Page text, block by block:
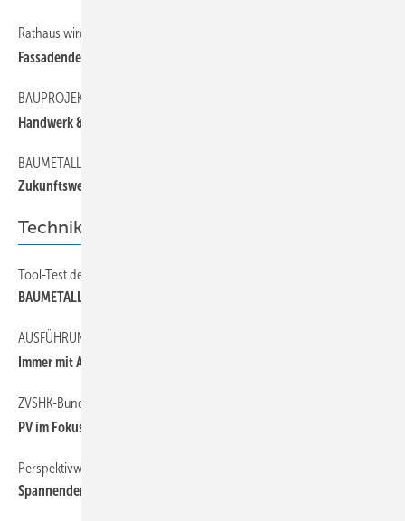
Rathaus wird zum Ort der Stadtgesellschaft
Fassadendesign für eine Decke
BAUPROJEKT REVOLUTIONIERT IMMENSTAAD
Handwerk & Hightec h
BAUMETALL-Fachtagung im XXL-Format
Zuk unftswerkstat t Metallfassade
Technik
Tool-Test der Extraklasse
BAUMETALL-Treff bei Dräco
AUSFÜHRUNGSMÄNGEL VERMEIDEN, TEIL 10
Immer mit Abstand
ZVSHK-Bundesfachgruppe tagt in Karlstadt
P V im Fok us
Perspektivwechsel
Spanne nder Wettbewerbseinblick